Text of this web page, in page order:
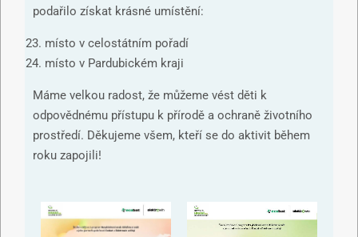
podařilo získat krásné umístění:
místo v celostátním pořadí
místo v Pardubickém kraji
Máme velkou radost, že můžeme vést děti k
odpovědnému přístupu k přírodě a ochraně životního
prostředí. Děkujeme všem, kteří se do aktivit během
roku zapojili!